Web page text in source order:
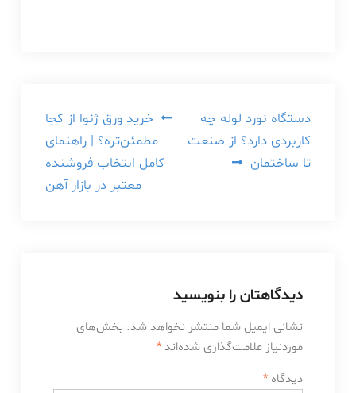
راهبری
نوشته
خرید ورق ژنوا از کجا
مطمئن‌تره؟ | راهنمای
کامل انتخاب فروشنده
معتبر در بازار آهن
دستگاه نورد لوله چه
کاربردی دارد؟ از صنعت
تا ساختمان
دیدگاهتان را بنویسید
نشانی ایمیل شما منتشر نخواهد شد. بخش‌های
موردنیاز علامت‌گذاری شده‌اند *
دیدگاه *